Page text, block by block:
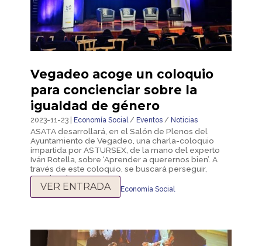
Vegadeo acoge un coloquio
para concienciar sobre la
igualdad de género
2023-11-23 | Economía Social/ Eventos/ Noticias
ASATA desarrollará, en el Salón de Plenos del
Ayuntamiento de Vegadeo, una charla-coloquio
impartida por ASTURSEX, de la mano del experto
Iván Rotella, sobre ‘Aprender a querernos bien’. A
través de este coloquio, se buscará perseguir,
concienciar e...
ODS,comarca Oscos Eo Economía Social
VER ENTRADA